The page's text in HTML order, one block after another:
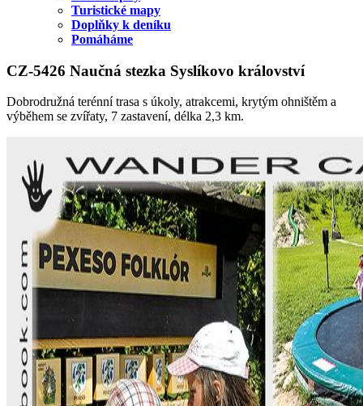
Turistické mapy
Doplňky k deníku
Pomáháme
CZ-5426 Naučná stezka Syslíkovo království
Dobrodružná terénní trasa s úkoly, atrakcemi, krytým ohništěm a
výběhem se zvířaty, 7 zastavení, délka 2,3 km.